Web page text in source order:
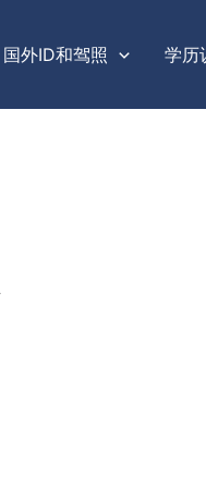
国外ID和驾照 学历